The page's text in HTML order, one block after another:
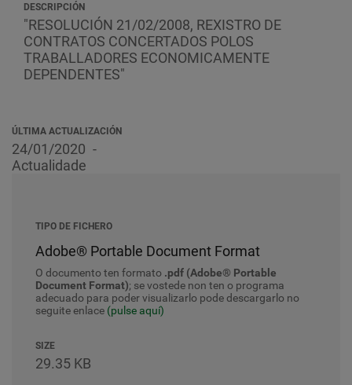
DESCRIPCIÓN
"RESOLUCIÓN 21/02/2008, REXISTRO DE
CONTRATOS CONCERTADOS POLOS
TRABALLADORES ECONOMICAMENTE
DEPENDENTES"
ÚLTIMA ACTUALIZACIÓN
24/01/2020
Actualidade
TIPO DE FICHERO
Adobe® Portable Document Format
O documento ten formato .pdf (Adobe® Portable
Document Format); se vostede non ten o programa
adecuado para poder visualizarlo pode descargarlo no
seguite enlace (pulse aquí)
SIZE
29.35 KB